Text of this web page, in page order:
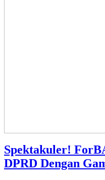
Spektakuler!
DPRD Dengan